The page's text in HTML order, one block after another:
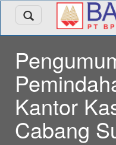
Kantor
Cabang